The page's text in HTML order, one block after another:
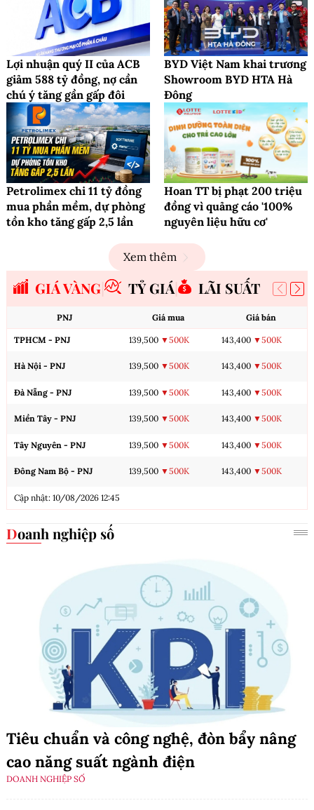
Lợi nhuận quý II của ACB
giảm 588 tỷ đồng, nợ cần
chú ý tăng gần gấp đôi
BYD Việt Nam khai trương
Showroom BYD HTA Hà
Đông
Petrolimex chi 11 tỷ đồng
mua phần mềm, dự phòng
tồn kho tăng gấp 2,5 lần
Hoan TT bị phạt 200 triệu
đồng vì quảng cáo '100%
nguyên liệu hữu cơ'
Xem thêm
GIÁ VÀNG TỶ GIÁ LÃI SUẤT
PNJ Giá mua Giá bán
TPHCM - PNJ 139,500 ▼500K 143,400 ▼500K
Hà Nội - PNJ 139,500 ▼500K 143,400 ▼500K
Đà Nẵng - PNJ 139,500 ▼500K 143,400 ▼500K
Miền Tây - PNJ 139,500 ▼500K 143,400 ▼500K
Tây Nguyên - PNJ 139,500 ▼500K 143,400 ▼500K
Đông Nam Bộ - PNJ 139,500 ▼500K 143,400 ▼500K
Cập nhật: 10/08/2026 12:45
Doanh nghiệp số
Tiêu chuẩn và công nghệ, đòn bẩy nâng
cao năng suất ngành điện
DOANH NGHIỆP SỐ